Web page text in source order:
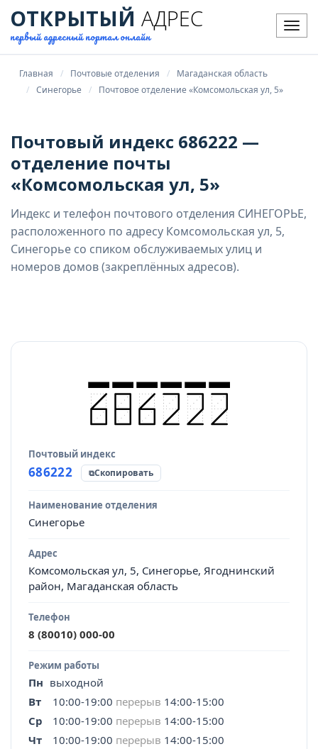
ОТКРЫТЫЙ АДРЕС
первый адресный портал онлайн
Главная Почтовые отделения
Магаданская область
Синегорье
Почтовое отделение «Комсомольская ул, 5»
Почтовый индекс 686222 —
отделение почты
«Комсомольская ул, 5»
Индекс и телефон почтового отделения СИНЕГОРЬЕ,
расположенного по адресу Комсомольская ул, 5,
Синегорье со спиком обслуживаемых улиц и
номеров домов (закреплённых адресов).
Почтовый индекс
686222 Скопировать
Наименование отделения
Синегорье
Адрес
Комсомольская ул, 5, Синегорье, Ягоднинский
район, Магаданская область
Телефон
8 (80010) 000-00
Режим работы
Пн выходной
Вт
10:00-19:00 перерыв 14:00-15:00
Ср
10:00-19:00 перерыв 14:00-15:00
Чт
10:00-19:00 перерыв 14:00-15:00
Источник данных